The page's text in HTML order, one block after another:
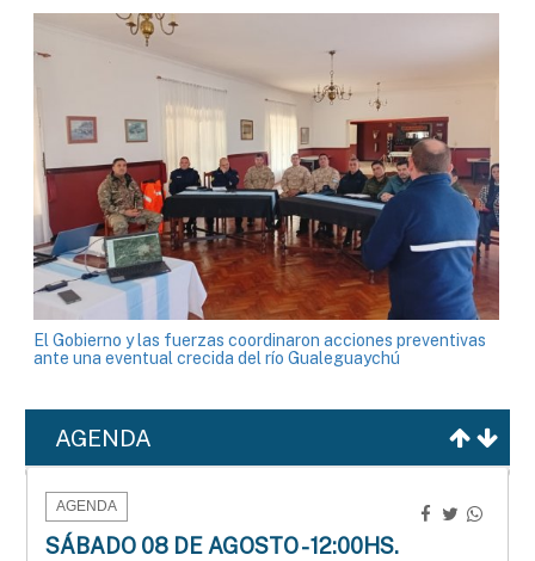
El Gobierno y las fuerzas coordinaron acciones preventivas
ante una eventual crecida del río Gualeguaychú
AGENDA
AGENDA
SÁBADO 08 DE AGOSTO - 12:00HS.